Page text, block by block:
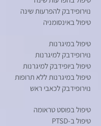
נוירופידבק להפרעות שינה
טיפול באינסומניה
טיפול במיגרנות
נוירופידבק למיגרנות
טיפול ביופידבק למיגרנות
טיפול במיגרנות ללא תרופות
נוירופידבק לכאבי ראש
טיפול בפוסט טראומה
טיפול ב-PTSD